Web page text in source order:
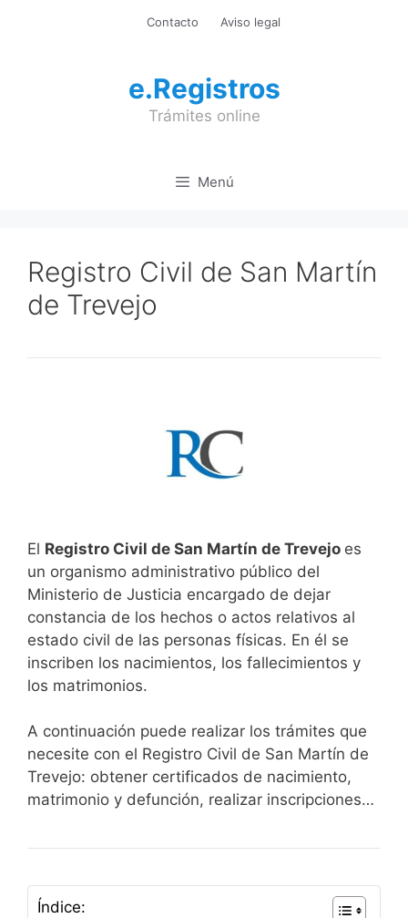
Contacto Aviso legal
e.Registros
Trámites online
Menú
Registro Civil de San Martín
de Trevejo
El Registro Civil de San Martín de Trevejo es
un organismo administrativo público del
Ministerio de Justicia encargado de dejar
constancia de los hechos o actos relativos al
estado civil de las personas físicas. En él se
inscriben los nacimientos, los fallecimientos y
los matrimonios.
A continuación puede realizar los trámites que
necesite con el Registro Civil de San Martín de
Trevejo: obtener certificados de nacimiento,
matrimonio y defunción, realizar inscripciones…
Índice: